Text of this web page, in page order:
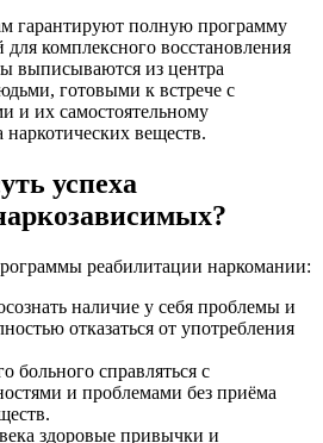
гарантируют полную программу
комплексного восстановления
выписываются из центра
готовыми к встрече с
и их самостоятельному
веществ.
успеха
реабилитации наркомании:
наличие у себя проблемы и
отказаться от употребления
больного справляться с
и проблемами без приёма
здоровые привычки и